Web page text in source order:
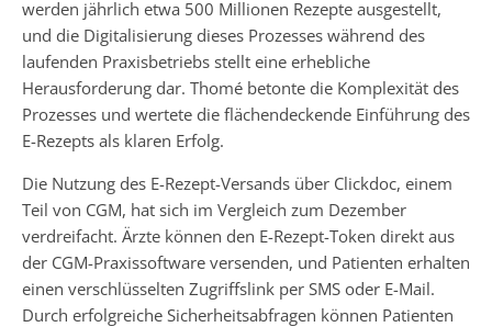
werden jährlich etwa 500 Millionen Rezepte ausgestellt,
und die Digitalisierung dieses Prozesses während des
laufenden Praxisbetriebs stellt eine erhebliche
Herausforderung dar. Thomé betonte die Komplexität des
Prozesses und wertete die flächendeckende Einführung des
E-Rezepts als klaren Erfolg.
Die Nutzung des E-Rezept-Versands über Clickdoc, einem
Teil von CGM, hat sich im Vergleich zum Dezember
verdreifacht. Ärzte können den E-Rezept-Token direkt aus
der CGM-Praxissoftware versenden, und Patienten erhalten
einen verschlüsselten Zugriffslink per SMS oder E-Mail.
Durch erfolgreiche Sicherheitsabfragen können Patienten